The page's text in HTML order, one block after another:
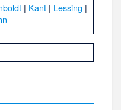
| Kant | Lessing |